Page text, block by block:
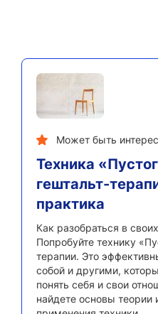
Может быть
Техника
гештальт-
практика
Как разобраться в
Попробуйте технику
терапии. Это
собой и другими,
понять себя и свои
найдете основы